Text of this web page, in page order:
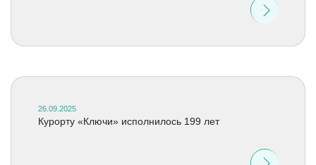
26.09.2025
Курорту «Ключи» исполнилось 199 лет